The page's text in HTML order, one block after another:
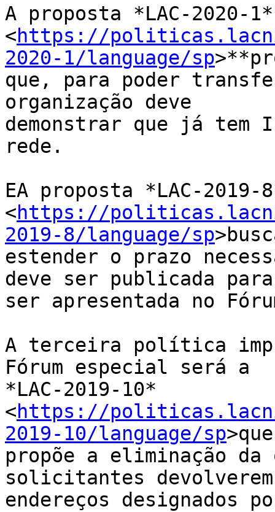
A proposta *LAC-2020-1*
<https://
2020-1/language/sp
que, para poder
organização deve
demonstrar que já tem
rede.
EA proposta *LAC-2019-
<https://
2019-8/language/sp
estender o prazo
deve ser publicada para
ser apresentada no
A terceira política
Fórum especial será a
*LAC-2019-10*
<https://
2019-10/language/sp>que
propõe a eliminação da
solicitantes
endereços designados